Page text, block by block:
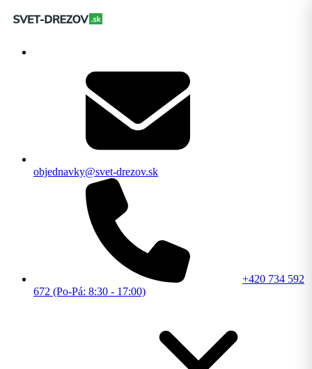
objednavky@svet-drezov.sk
+420 734 592
672 (Po-Pá: 8:30 - 17:00)